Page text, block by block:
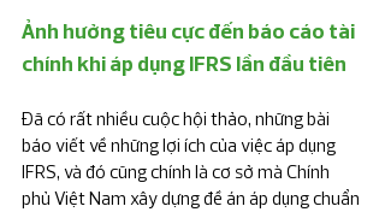
Ảnh hưởng tiêu cực đến báo cáo tài
chính khi áp dụng IFRS lần đầu tiên
Đã có rất nhiều cuộc hội thảo, những bài
báo viết về những lợi ích của việc áp dụng
IFRS, và đó cũng chính là cơ sở mà Chính
phủ Việt Nam xây dựng đề án áp dụng chuẩn